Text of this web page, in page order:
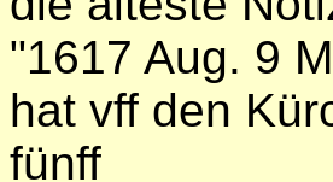
"1617 Aug. 9
hat vff den
fünff